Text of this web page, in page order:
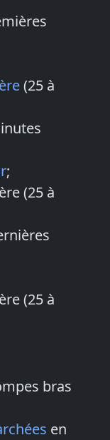
(25 à
;
(25 à
(25 à
bras
en